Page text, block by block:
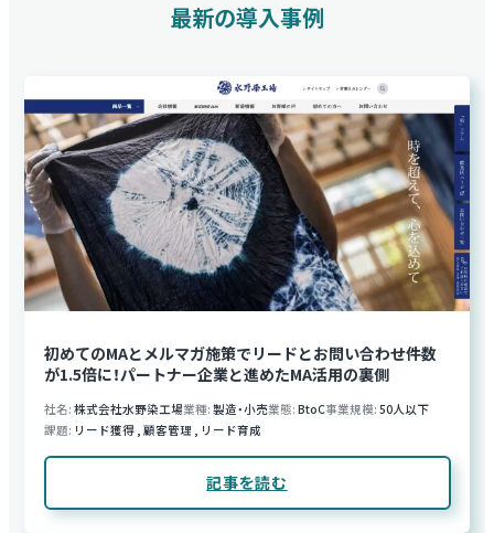
最新の導入事例
初めてのMAとメルマガ施策でリードとお問い合わせ件数
が1.5倍に！パートナー企業と進めたMA活用の裏側
社名 株式会社水野染工場業種 製造・小売業態 BtoC事業規模 50人以下
課題 リード獲得, 顧客管理 リード育成
記事を読む